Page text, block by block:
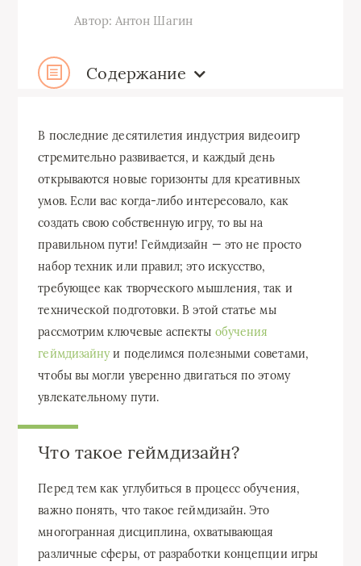
Автор: Антон Шагин
Содержание
В последние десятилетия индустрия видеоигр
стремительно развивается, и каждый день
открываются новые горизонты для креативных
умов. Если вас когда-либо интересовало, как
создать свою собственную игру, то вы на
правильном пути! Геймдизайн — это не просто
набор техник или правил; это искусство,
требующее как творческого мышления, так и
технической подготовки. В этой статье мы
рассмотрим ключевые аспекты обучения
геймдизайнуи поделимся полезными советами,
чтобы вы могли уверенно двигаться по этому
увлекательному пути.
Что такое геймдизайн?
Перед тем как углубиться в процесс обучения,
важно понять, что такое геймдизайн. Это
многогранная дисциплина, охватывающая
различные сферы, от разработки концепции игры